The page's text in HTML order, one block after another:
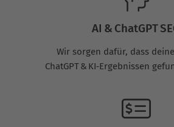
AI & ChatGPT
Wir sorgen dafür, dass
ChatGPT & KI‑Ergebnissen